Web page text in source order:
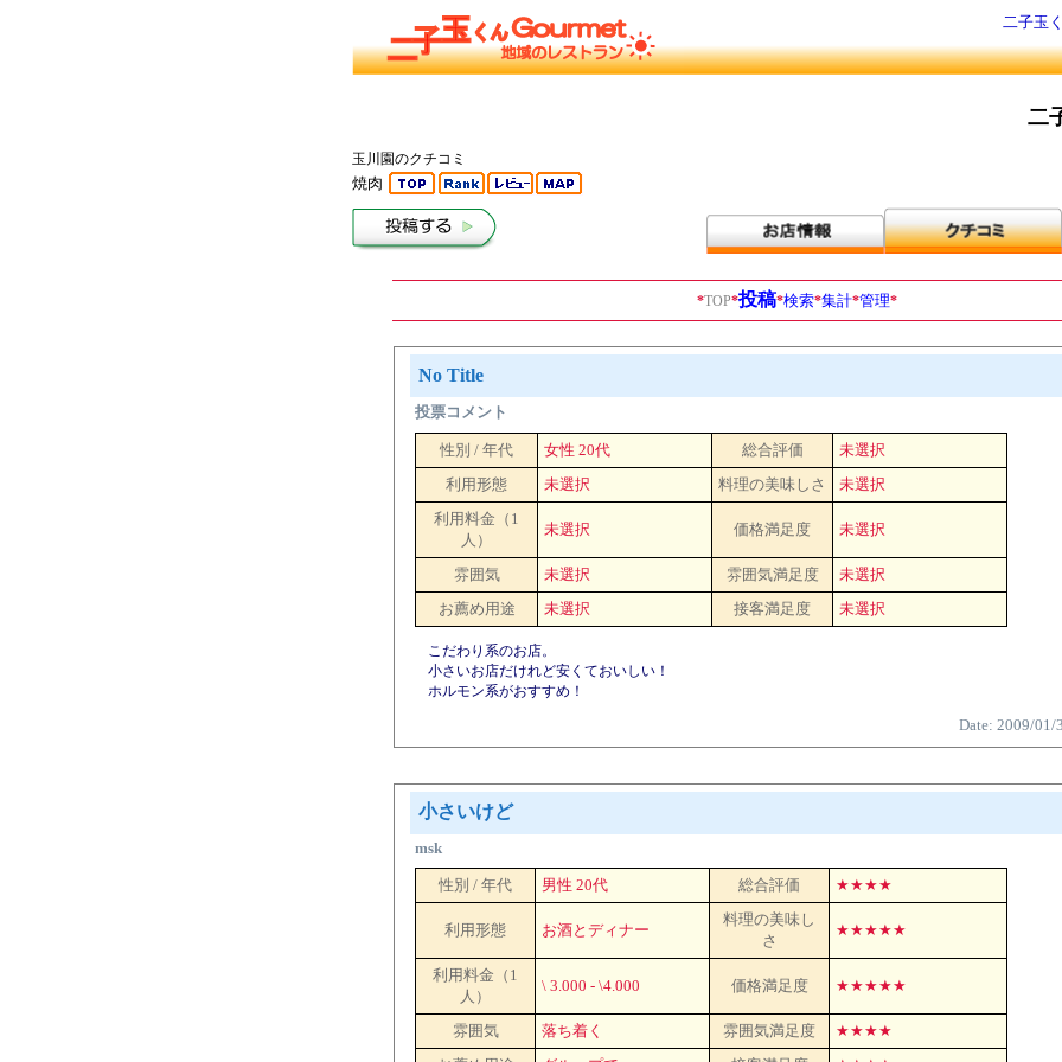
二子玉
二
玉川園のクチコミ
焼肉
*TOP*投稿*検索*集計*管理*
No Title
投票コメント
性別 / 年代 女性 20代 総合評価
未選択
利用形態
未選択 料理の美味しさ
未選択
利用料金（1
人）
未選択 価格満足度 未選択
雰囲気 未選択 雰囲気満足度
未選択
お薦め用途
未選択 接客満足度 未選択
こだわり系のお店。
小さいお店だけれど安くておいしい！
ホルモン系がおすすめ！
Date: 2009/01/
小さいけど
msk
性別 / 年代 男性 20代 総合評価 ★★★★
利用形態 お酒とディナー
料理の美味し
さ
★★★★★
利用料金（1
人）
\ 3.000 - \4.000 価格満足度 ★★★★★
雰囲気 落ち着く 雰囲気満足度
★★★★